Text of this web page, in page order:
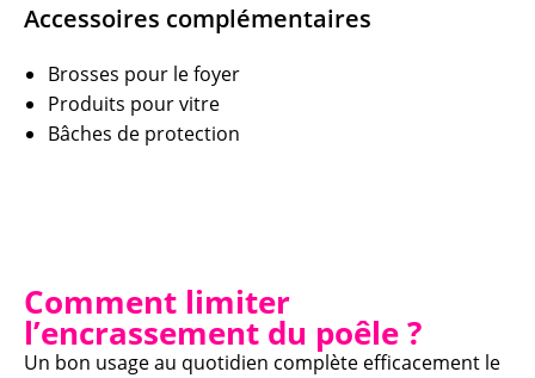
Accessoires complémentaires
Brosses pour le foyer
Produits pour vitre
Bâches de protection
Comment limiter
l’encrassement du poêle ?
Un bon usage au quotidien complète efficacement le